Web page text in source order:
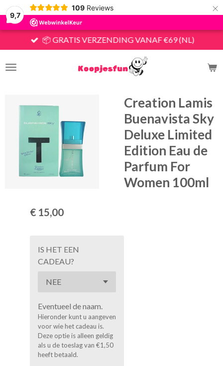
9,7
109 Reviews ×
📦 GRATIS VERZENDING VANAF €69 (NL)
Creation Lamis
Buenavista Sky
Deluxe Limited
Edition Eau de
Parfum For
Women 100ml
€ 15,00
IS HET EEN
CADEAU?
Eventueel de naam.
Hieronder kunt u aangeven
voor wie het cadeau is.
Deze optie is alleen geldig
als u de toeslag van €1,50
heeft betaald.